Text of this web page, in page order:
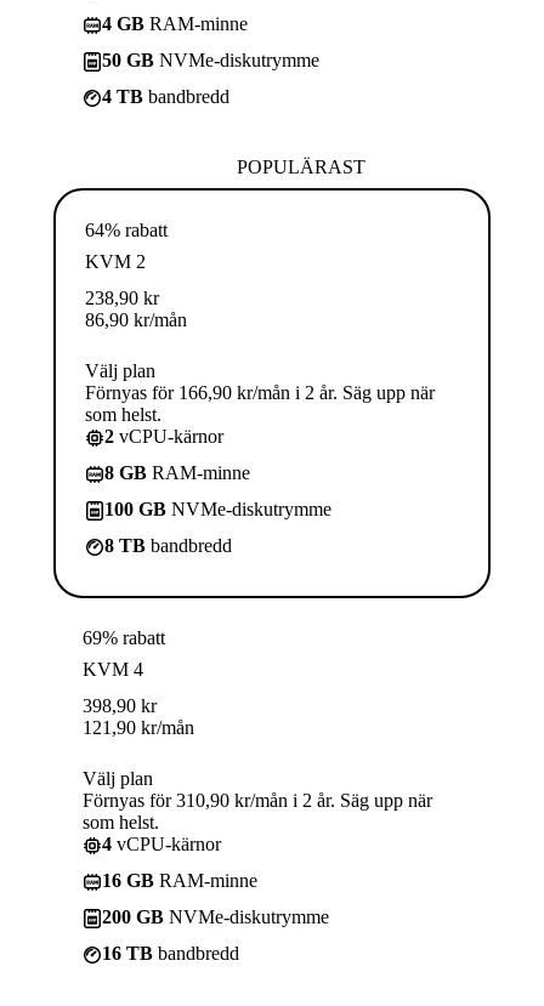
4 GB RAM-minne
50 GB NVMe-diskutrymme
4 TB bandbredd
POPULÄRAST
64% rabatt
KVM 2
238,90 kr
86,90 kr/mån
Välj plan
Förnyas för 166,90 kr/mån i 2 år. Säg upp när
som helst.
2 vCPU-kärnor
8 GB RAM-minne
100 GB NVMe-diskutrymme
8 TB bandbredd
69% rabatt
KVM 4
398,90 kr
121,90 kr/mån
Välj plan
Förnyas för 310,90 kr/mån i 2 år. Säg upp när
som helst.
4 vCPU-kärnor
16 GB RAM-minne
200 GB NVMe-diskutrymme
16 TB bandbredd